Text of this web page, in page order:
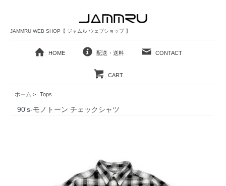
JAMMRU WEB SHOP【 ジャムル ウェブショップ 】
HOME 配送・送料 CONTACT
CART
ホーム > Tops
90's-モノトーン チェックシャツ